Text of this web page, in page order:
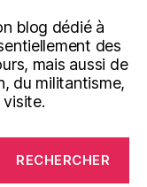
blog dédié à
des
mais aussi de
du militantisme,